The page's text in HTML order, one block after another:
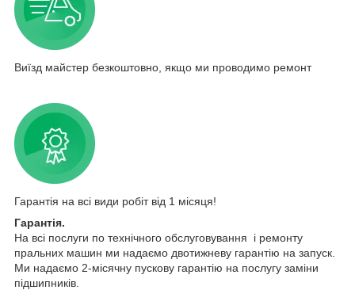
Виїзд майстер безкоштовно, якщо ми проводимо ремонт
Гарантія на всі види робіт від 1 місяця!
Гарантія.
На всі послуги по технічного обслуговування і ремонту
пральних машин ми надаємо двотижневу гарантію на запуск.
Ми надаємо 2-місячну пускову гарантію на послугу заміни
підшипників.